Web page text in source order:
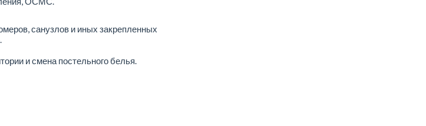
санузлов и иных закрепленных
и смена постельного белья.